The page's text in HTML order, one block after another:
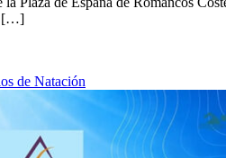
[…]
de Natación